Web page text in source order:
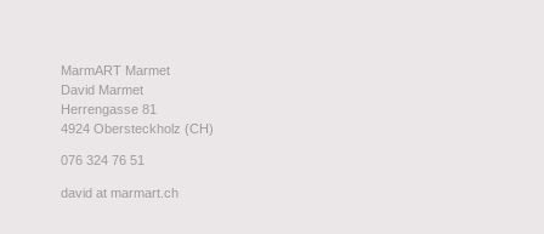
MarmART Marmet
David Marmet
Herrengasse 81
4924 Obersteckholz (CH)
076 324 76 51
david at marmart.ch